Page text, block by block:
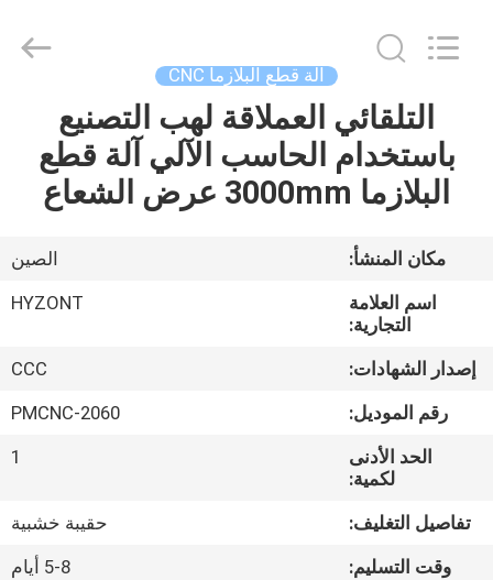
منتجات
أشرطة
فيديو
معلومات
جولة
في
المعمل
Technologies
Co.,Ltd..
آلة قطع البلازما CNC
التلقائي العملاقة لهب التصنيع
باستخدام الحاسب الآلي آلة قطع
البلازما 3000mm عرض الشعاع
مكان المنشأ:
الصين
اسم العلامة
التجارية:
HYZONT
إصدار الشهادات:
CCC
رقم الموديل:
PMCNC-2060
الحد الأدنى
لكمية:
1
تفاصيل التغليف:
حقيبة خشبية
وقت التسليم:
5-8 أيام